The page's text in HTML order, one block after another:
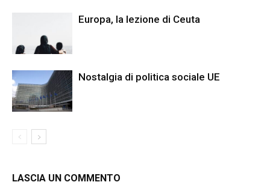
Europa, la lezione di Ceuta
Nostalgia di politica sociale UE
LASCIA UN COMMENTO